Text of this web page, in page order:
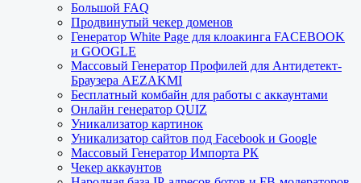
Большой FAQ
Продвинутый чекер доменов
Генератор White Page для клоакинга FACEBOOK
и GOOGLE
Массовый Генератор Профилей для Антидетект-
Браузера AEZAKMI
Бесплатный комбайн для работы с аккаунтами
Онлайн генератор QUIZ
Уникализатор картинок
Уникализатор сайтов под Facebook и Google
Массовый Генератор Импорта РК
Чекер аккаунтов